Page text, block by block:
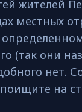
жителей
местных
(так они
нет.
на